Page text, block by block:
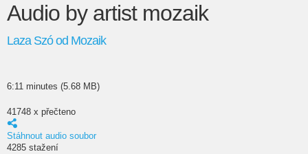
Audio by artist mozaik
Laza Szó od Mozaik
6:11 minutes (5.68 MB)
41748 x přečteno
Stáhnout audio soubor
4285 stažení